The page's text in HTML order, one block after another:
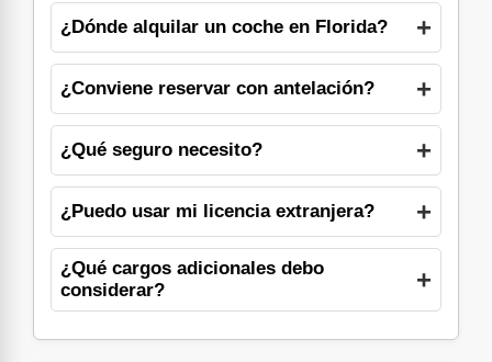
¿Dónde alquilar un coche en Florida?
¿Conviene reservar con antelación?
¿Qué seguro necesito?
¿Puedo usar mi licencia extranjera?
¿Qué cargos adicionales debo
considerar?